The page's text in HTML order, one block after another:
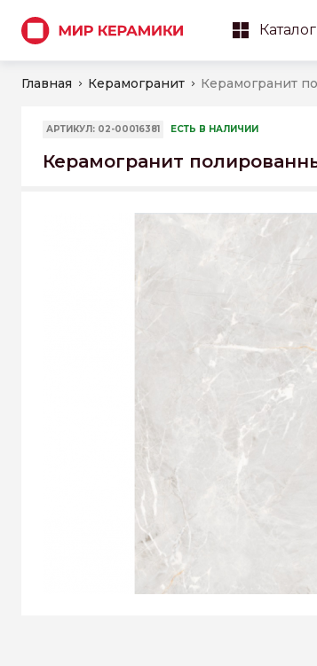
Главная Керамогранит
АРТИКУЛ: 02-00016381 ЕСТЬ В НАЛИЧИИ
Керамогранит